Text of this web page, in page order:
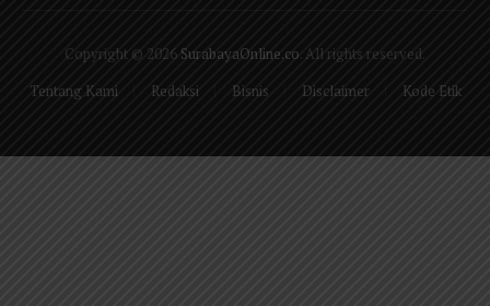
Copyright © 2026 SurabayaOnline.co . All rights reserved.
Tentang Kami
Redaksi Bisnis Disclaimer Kode Etik